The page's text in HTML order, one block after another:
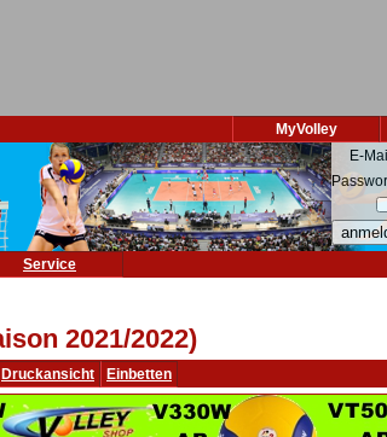
MyVolley
E-
Service
2021/2022)
Druckansicht Einbetten